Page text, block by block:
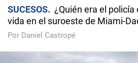
SUCESOS
¿Quién era el
vida en el suroeste de Miami-
Por Daniel Castropé